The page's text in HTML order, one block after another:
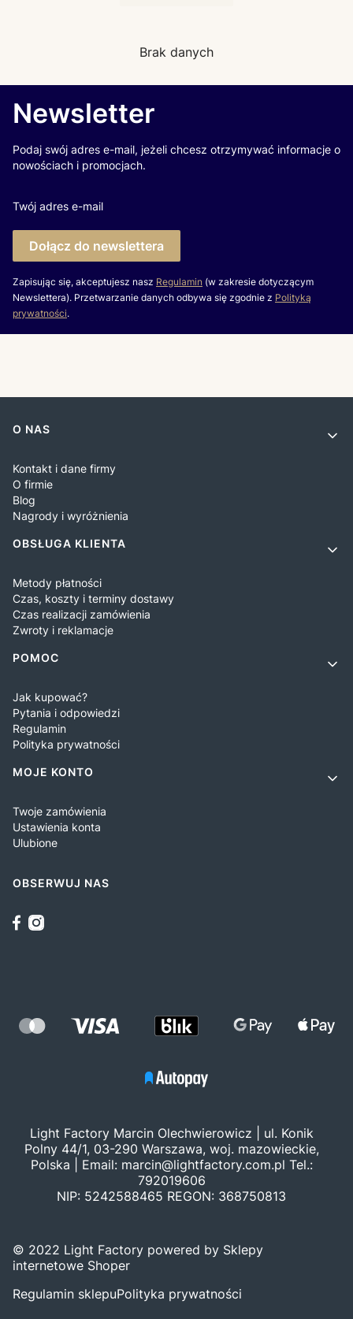
Brak danych
Newsletter
Podaj swój adres e-mail, jeżeli chcesz otrzymywać informacje o
nowościach i promocjach.
Twój adres e-mail
Dołącz do newslettera
Zapisując się, akceptujesz nasz Regulamin (w zakresie dotyczącym
Newslettera). Przetwarzanie danych odbywa się zgodnie z Polityką
prywatności.
Linki w stopce
O NAS
Kontakt i dane firmy
O firmie
Blog
Nagrody i wyróżnienia
OBSŁUGA KLIENTA
Metody płatności
Czas, koszty i terminy dostawy
Czas realizacji zamówienia
Zwroty i reklamacje
POMOC
Jak kupować?
Pytania i odpowiedzi
Regulamin
Polityka prywatności
MOJE KONTO
Twoje zamówienia
Ustawienia konta
Ulubione
OBSERWUJ NAS
Light Factory Marcin Olechwierowicz | ul. Konik
Polny 44/1, 03-290 Warszawa, woj. mazowieckie,
Polska | Email: marcin@lightfactory.com.pl Tel.:
792019606
NIP: 5242588465 REGON: 368750813
© 2022 Light Factory powered by Sklepy
internetowe Shoper
Regulamin sklepuPolityka prywatności